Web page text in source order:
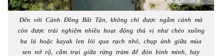
Đến với Cánh Đồng Bất Tận, không chỉ được ngắm cảnh mà
còn được trải nghiệm nhiều hoạt động thú vị như chèo xuồng
ba lá hoặc kayak len lỏi qua rạch nhỏ, chụp ảnh giữa mùa
sen nở rộ, cắm trại giữa rừng tràm để đón bình minh, hay